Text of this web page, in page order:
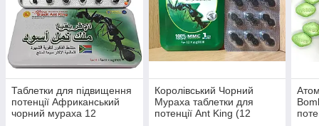
Таблетки для підвищення
потенції Африканський
чорний мураха 12
Королівський Чорний
Мураха таблетки для
потенції Ant King (12